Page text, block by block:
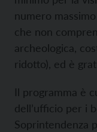
numero
che non
archeologica,
ridotto), ed è
Il programma è
dell’ufficio per i
Soprintendenza